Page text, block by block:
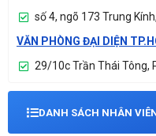
số 4, ngõ 173 Trung Kính,
VĂN PHÒNG ĐẠI DIỆN
29/10c Trần Thái Tông,
DANH SÁCH NHÂN